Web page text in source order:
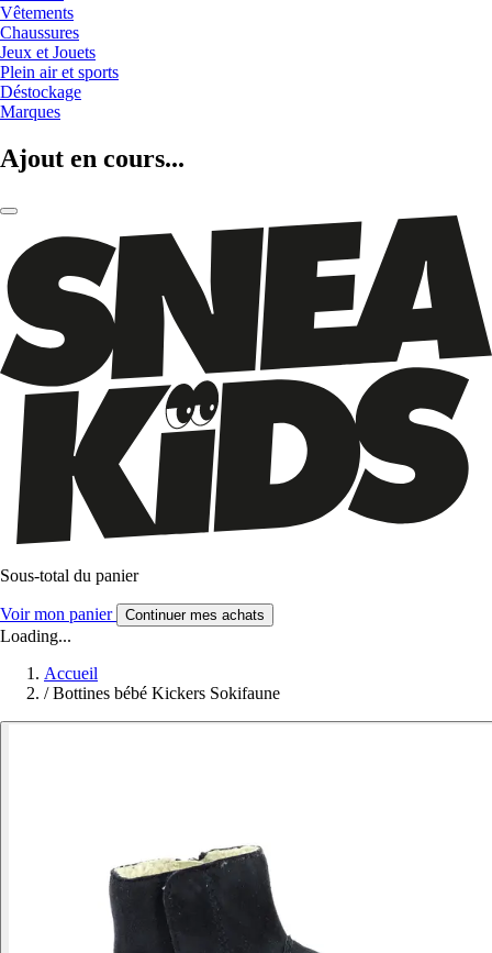
Vêtements
Chaussures
Jeux et Jouets
Plein air et sports
Déstockage
Marques
Ajout en cours...
Sous-total du panier
Voir mon panier Continuer mes achats
Loading...
Accueil
/ Bottines bébé Kickers Sokifaune